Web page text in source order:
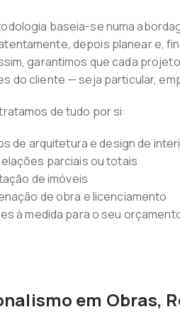
baseia-se numa
depois planear e,
garantimos que cada
do cliente — seja particular,
de tudo por si:
de arquitetura e design de
parciais ou totais
de imóveis
de obra e licenciamento
à medida para o seu
em Obras,